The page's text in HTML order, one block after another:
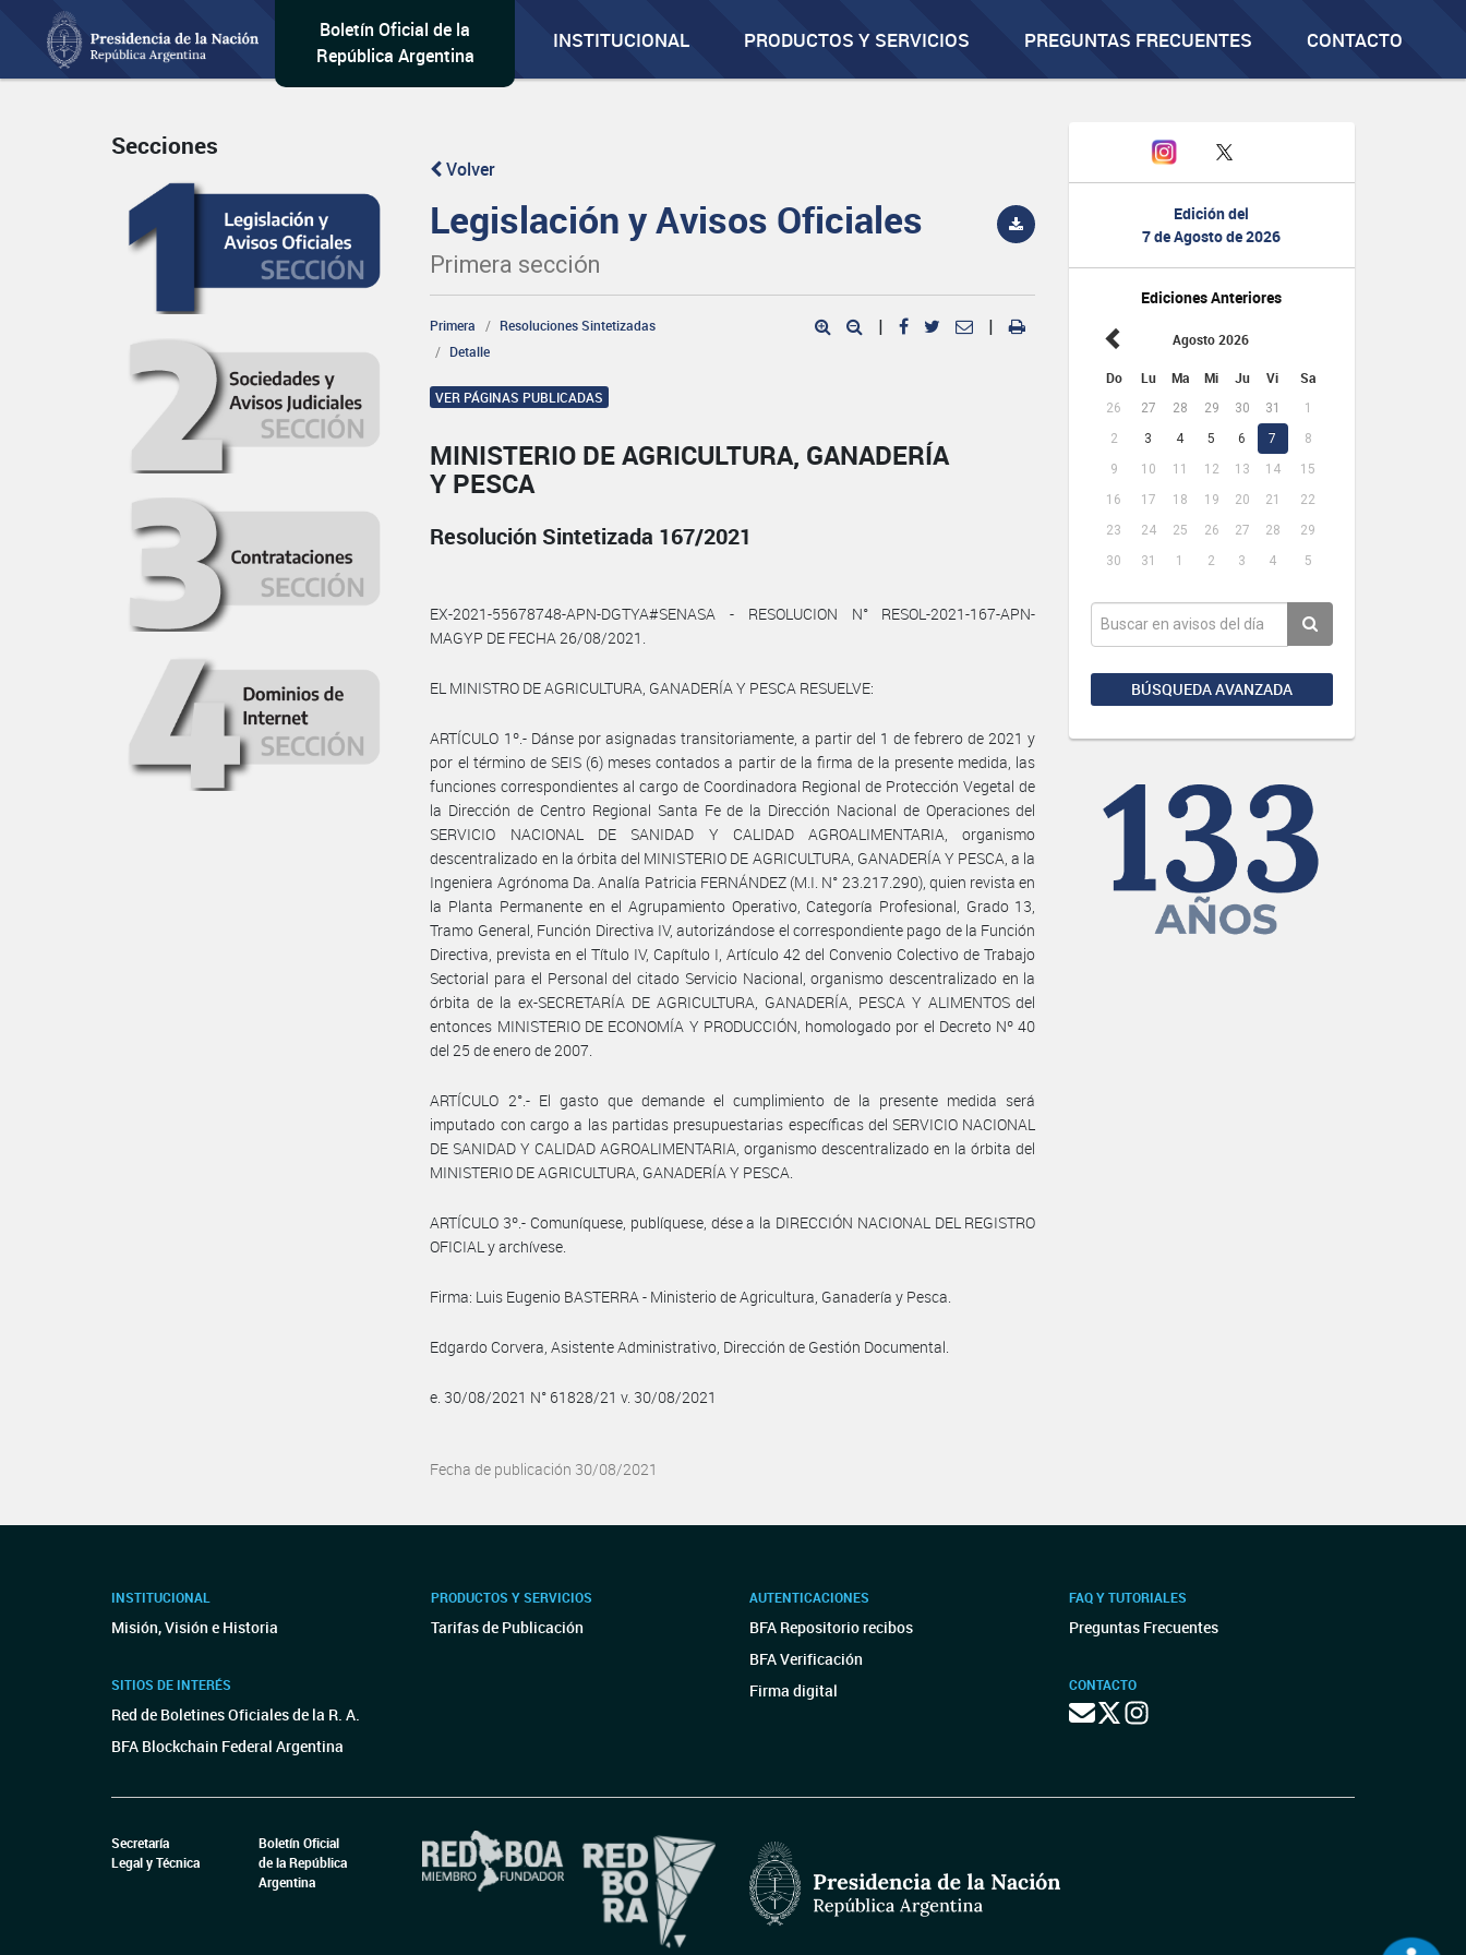
Boletín Oficial de la
República Argentina
INSTITUCIONAL PRODUCTOS Y SERVICIOS PREGUNTAS FRECUENTES CONTACTO
Edición del
7 de Agosto de 2026
Ediciones Anteriores
Agosto 2026
Do Lu Ma Mi Ju Vi Sa
26 27 28 29 30 31
1
2
3 4 5 6 7
8
9
10 11 12 13 14
15
16
17 18 19 20 21
22
23
24 25 26 27 28
29
30
31 1 2 3 4 5
BÚSQUEDA AVANZADA
Secciones
Volver
Legislación y Avisos Oficiales
Primera sección
Primera
Resoluciones Sintetizadas
Detalle
| |
VER PÁGINAS PUBLICADAS
MINISTERIO DE AGRICULTURA, GANADERÍA
Y PESCA
Resolución Sintetizada 167/2021
EX-2021-55678748-APN-DGTYA#SENASA - RESOLUCION N° RESOL-2021-167-APN-
MAGYP DE FECHA 26/08/2021.
EL MINISTRO DE AGRICULTURA, GANADERÍA Y PESCA RESUELVE:
ARTÍCULO 1º.- Dánse por asignadas transitoriamente, a partir del 1 de febrero de 2021 y
por el término de SEIS (6) meses contados a partir de la firma de la presente medida, las
funciones correspondientes al cargo de Coordinadora Regional de Protección Vegetal de
la Dirección de Centro Regional Santa Fe de la Dirección Nacional de Operaciones del
SERVICIO NACIONAL DE SANIDAD Y CALIDAD AGROALIMENTARIA, organismo
descentralizado en la órbita del MINISTERIO DE AGRICULTURA, GANADERÍA Y PESCA, a la
Ingeniera Agrónoma Da. Analía Patricia FERNÁNDEZ (M.I. N° 23.217.290), quien revista en
la Planta Permanente en el Agrupamiento Operativo, Categoría Profesional, Grado 13,
Tramo General, Función Directiva IV, autorizándose el correspondiente pago de la Función
Directiva, prevista en el Título IV, Capítulo I, Artículo 42 del Convenio Colectivo de Trabajo
Sectorial para el Personal del citado Servicio Nacional, organismo descentralizado en la
órbita de la ex-SECRETARÍA DE AGRICULTURA, GANADERÍA, PESCA Y ALIMENTOS del
entonces MINISTERIO DE ECONOMÍA Y PRODUCCIÓN, homologado por el Decreto Nº 40
del 25 de enero de 2007.
ARTÍCULO 2°.- El gasto que demande el cumplimiento de la presente medida será
imputado con cargo a las partidas presupuestarias específicas del SERVICIO NACIONAL
DE SANIDAD Y CALIDAD AGROALIMENTARIA, organismo descentralizado en la órbita del
MINISTERIO DE AGRICULTURA, GANADERÍA Y PESCA.
ARTÍCULO 3º.- Comuníquese, publíquese, dése a la DIRECCIÓN NACIONAL DEL REGISTRO
OFICIAL y archívese.
Firma: Luis Eugenio BASTERRA - Ministerio de Agricultura, Ganadería y Pesca.
Edgardo Corvera, Asistente Administrativo, Dirección de Gestión Documental.
e. 30/08/2021 N° 61828/21 v. 30/08/2021
Fecha de publicación 30/08/2021
INSTITUCIONAL
Misión, Visión e Historia
SITIOS DE INTERÉS
Red de Boletines Oficiales de la R. A.
BFA Blockchain Federal Argentina
PRODUCTOS Y SERVICIOS
Tarifas de Publicación
AUTENTICACIONES
BFA Repositorio recibos
BFA Verificación
Firma digital
FAQ Y TUTORIALES
Preguntas Frecuentes
CONTACTO
Secretaría
Legal y Técnica
Boletín Oficial
de la República
Argentina